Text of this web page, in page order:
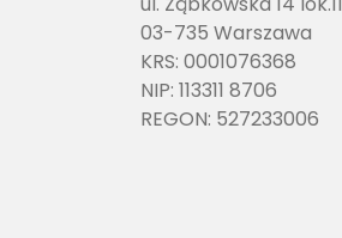
03-735 Warszawa
KRS: 0001076368
NIP: 113311 8706
REGON: 527233006